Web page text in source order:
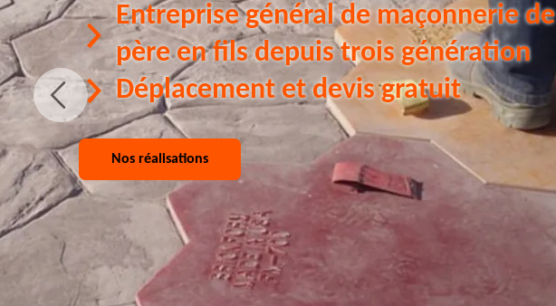
Entreprise général de maçonnerie de
père en fils depuis trois génération
Déplacement et devis gratuit
Nos réalisations